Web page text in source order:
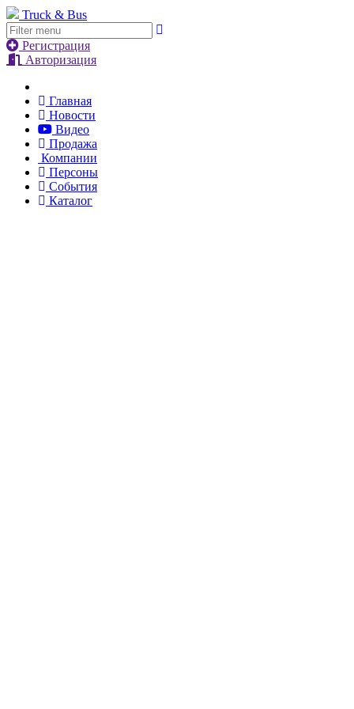
Truck & Bus
Регистрация
Авторизация
Главная
Новости
Видео
Продажа
Компании
Персоны
События
Каталог